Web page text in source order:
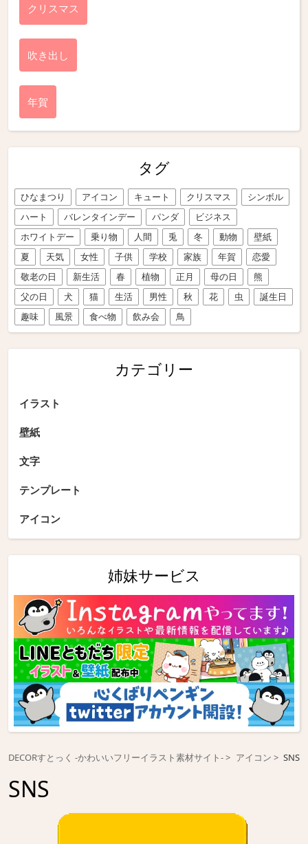
クリスマス
吹き出し
年賀
タグ
ひなまつり アイコン キュート クリスマス
シンボル
ハート
バレンタインデー パンダ
ビジネス
ホワイトデー
乗り物 人間 兎 冬 動物
壁紙
夏
天気 女性 子供 学校 家族 年賀
恋愛
敬老の日
新生活 春 植物 正月 母の日
熊
父の日
犬 猫 生活 男性 秋 花 虫
誕生日
趣味
風景 食べ物 飲み会 鳥
カテゴリー
イラスト
壁紙
文字
テンプレート
アイコン
姉妹サービス
DECORすとっく -かわいいフリーイラスト素材サイト- アイコン SNS
SNS